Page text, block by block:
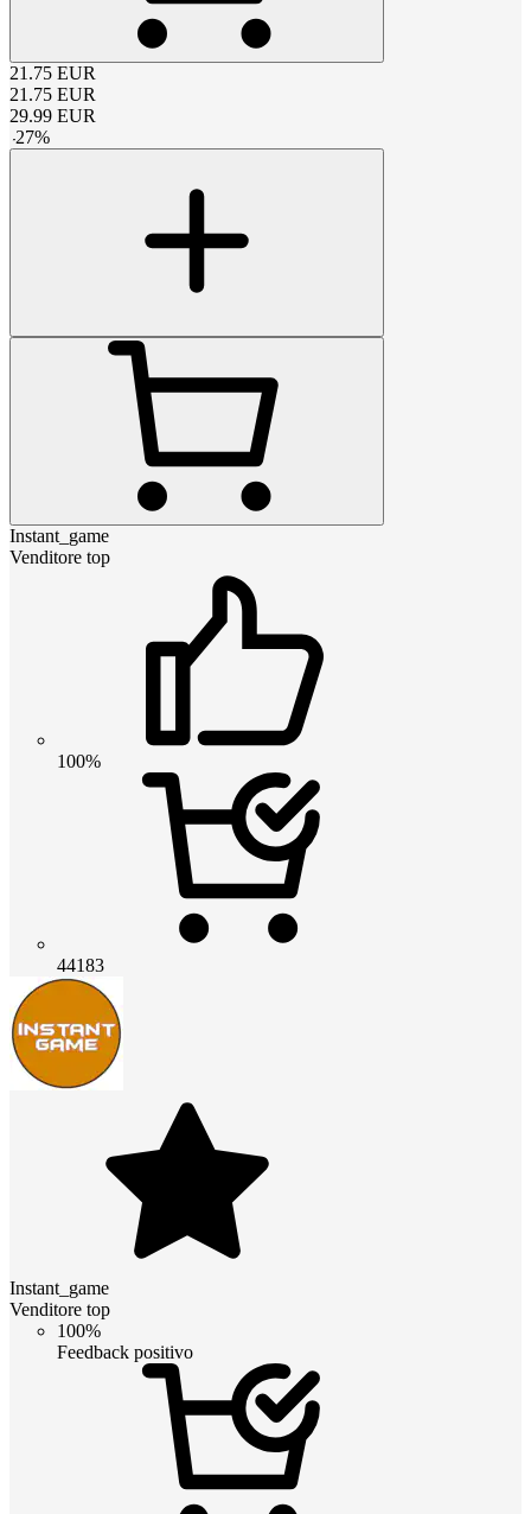
21.75 EUR
21.75 EUR
29.99 EUR
-27%
Instant_game
Venditore top
100%
44183
Instant_game
Venditore top
100%
Feedback positivo